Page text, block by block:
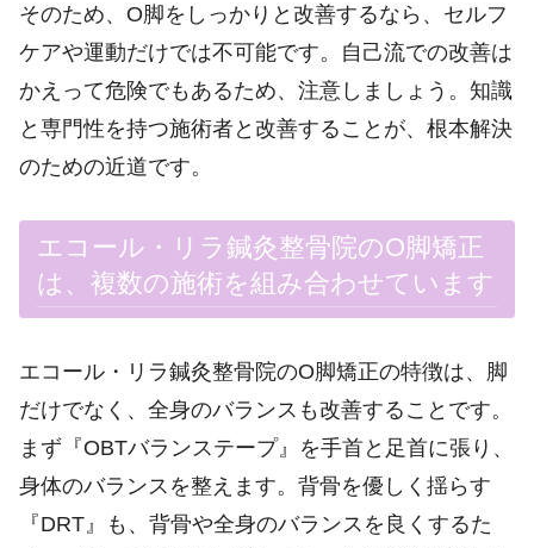
そのため、O脚をしっかりと改善するなら、セルフ
ケアや運動だけでは不可能です。自己流での改善は
かえって危険でもあるため、注意しましょう。知識
と専門性を持つ施術者と改善することが、根本解決
のための近道です。
エコール・リラ鍼灸整骨院のO脚矯正
は、複数の施術を組み合わせています
エコール・リラ鍼灸整骨院のO脚矯正の特徴は、脚
だけでなく、全身のバランスも改善することです。
まず『OBTバランステープ』を手首と足首に張り、
身体のバランスを整えます。背骨を優しく揺らす
『DRT』も、背骨や全身のバランスを良くするた